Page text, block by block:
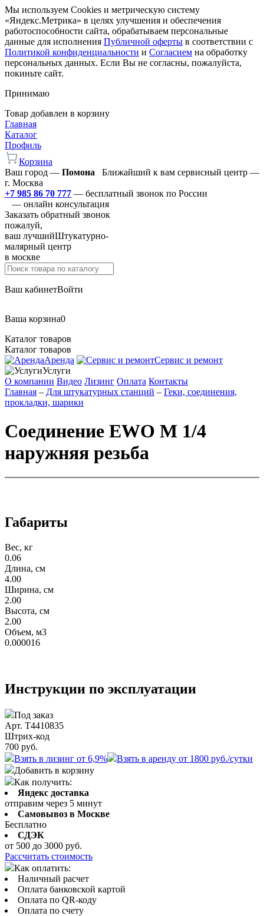
Мы используем Cookies и метрическую систему
«Яндекс.Метрика» в целях улучшения и обеспечения
работоспособности сайта, обрабатываем персональные
данные для исполнения Публичной оферты в соответствии с
Политикой конфиденциальности и Согласием на обработку
персональных данных. Если Вы не согласны, пожалуйста,
покиньте сайт.
Принимаю
Товар добавлен в корзину
Главная
Каталог
Профиль
Корзина
Ваш город — Помона
Ближайший к вам сервисный центр —
г. Москва
+7 985 86 70 777 — бесплатный звонок по России
— онлайн консультация
Заказать обратный звонок
пожалуй,
ваш лучшийШтукатурно-
малярный центр
в москве
Ваш кабинетВойти
Ваша корзина0
Каталог товаров
Каталог товаров
Аренда
Сервис и ремонт
Услуги
О компании Видео Лизинг Оплата Контакты
Главная – Для штукатурных станций – Геки, соединения,
прокладки, шарики
Соединение EWO M 1/4
наружняя резьба
Габариты
Вес, кг
0.06
Длина, см
4.00
Ширина, см
2.00
Высота, см
2.00
Объем, м3
0.000016
Инструкции по эксплуатации
Под заказ
Арт. T4410835
Штрих-код
700 руб.
Взять в лизинг от 6,9%
Взять в аренду от 1800 руб./сутки
Добавить в корзину
Как получить:
Яндекс доставка
отправим через 5 минут
Самовывоз в Москве
Бесплатно
СДЭК
от 500 до 3000 руб.
Рассчитать стоимость
Как оплатить:
Наличный расчет
Оплата банковской картой
Оплата по QR-коду
Оплата по счету